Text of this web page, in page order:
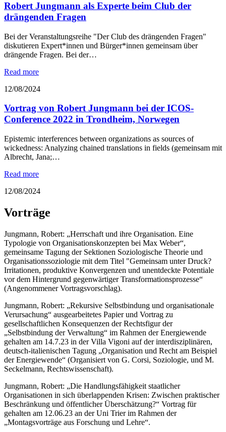
Robert Jungmann als Experte beim Club der
drängenden Fragen
Bei der Veranstaltungsreihe "Der Club des drängenden Fragen"
diskutieren Expert*innen und Bürger*innen gemeinsam über
drängende Fragen. Bei der…
Read more
12/08/2024
Vortrag von Robert Jungmann bei der ICOS-
Conference 2022 in Trondheim, Norwegen
Epistemic interferences between organizations as sources of
wickedness: Analyzing chained translations in fields (gemeinsam mit
Albrecht, Jana;…
Read more
12/08/2024
Vorträge
Jungmann, Robert: „Herrschaft und ihre Organisation. Eine
Typologie von Organisationskonzepten bei Max Weber“,
gemeinsame Tagung der Sektionen Soziologische Theorie und
Organisationssoziologie mit dem Titel "Gemeinsam unter Druck?
Irritationen, produktive Konvergenzen und unentdeckte Potentiale
vor dem Hintergrund gegenwärtiger Transformationsprozesse“
(Angenommener Vortragsvorschlag).
Jungmann, Robert: „Rekursive Selbstbindung und organisationale
Verursachung“ ausgearbeitetes Papier und Vortrag zu
gesellschaftlichen Konsequenzen der Rechtsfigur der
„Selbstbindung der Verwaltung“ im Rahmen der Energiewende
gehalten am 14.7.23 in der Villa Vigoni auf der interdisziplinären,
deutsch-italienischen Tagung „Organisation und Recht am Beispiel
der Energiewende“ (Organisiert von G. Corsi, Soziologie, und M.
Seckelmann, Rechtswissenschaft).
Jungmann, Robert: „Die Handlungsfähigkeit staatlicher
Organisationen in sich überlappenden Krisen: Zwischen praktischer
Beschränkung und öffentlicher Überschätzung?“ Vortrag für
gehalten am 12.06.23 an der Uni Trier im Rahmen der
„Montagsvorträge aus Forschung und Lehre“.